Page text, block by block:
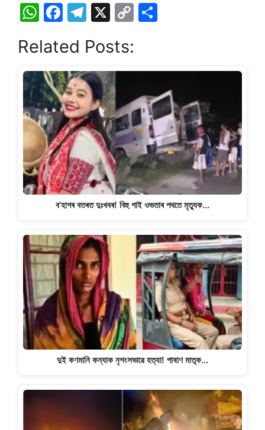
W
at
s
A
p
p
F
c
e
b
o
o
k
T
e
gr
a
m
X
C
y
n
k
e
Related Posts:
ব’হাগৰ বতৰত দুঃখবৰ! বিহু গাই ওভতাৰ পথতে মৃত্যুক…
দুই কণমানি কন্যাক নৃশংসভাৱে হত্যা! পাষাণ মাতৃক…